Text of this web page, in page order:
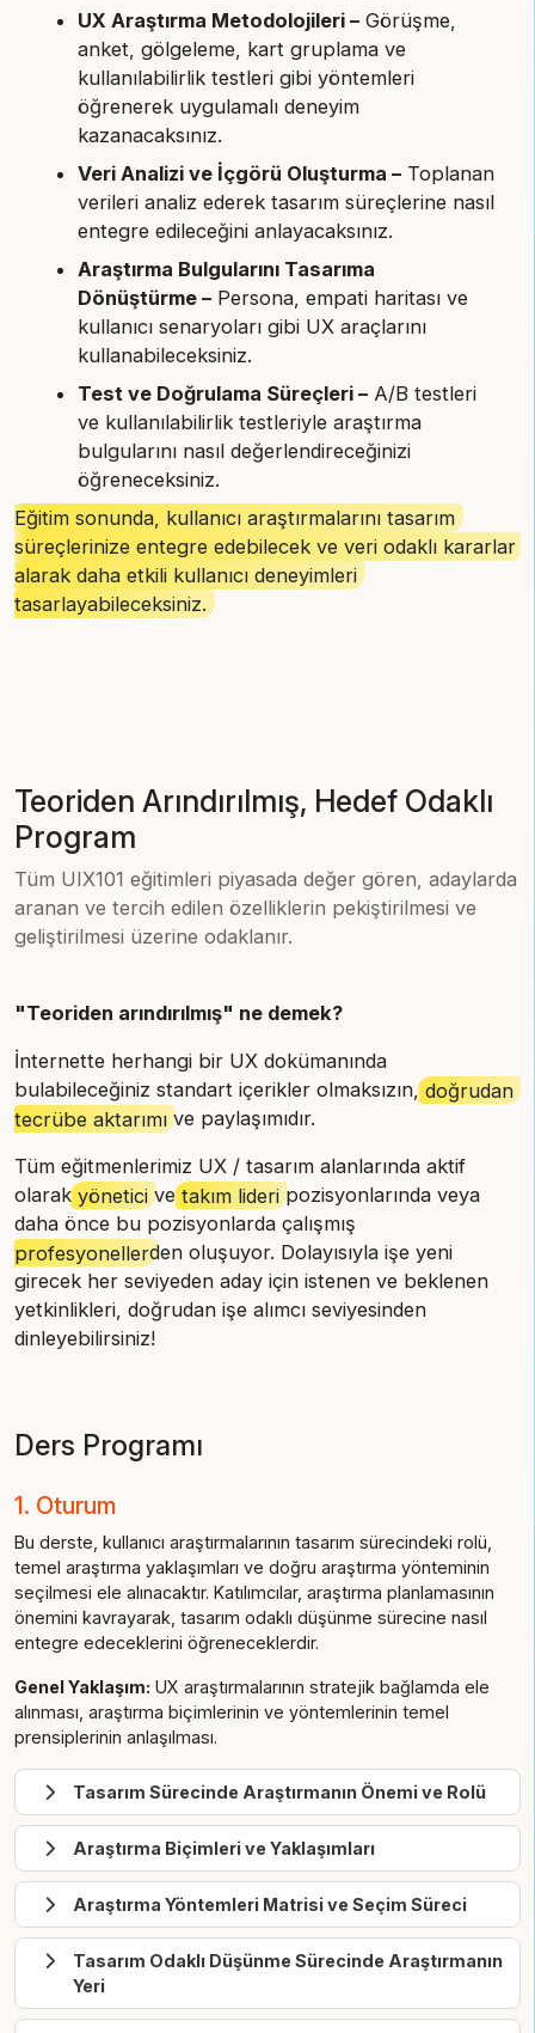
UX Araştırma Metodolojileri – Görüşme,
anket, gölgeleme, kart gruplama ve
kullanılabilirlik testleri gibi yöntemleri
öğrenerek uygulamalı deneyim
kazanacaksınız.
Veri Analizi ve İçgörü Oluşturma – Toplanan
verileri analiz ederek tasarım süreçlerine nasıl
entegre edileceğini anlayacaksınız.
Araştırma Bulgularını Tasarıma
Dönüştürme – Persona, empati haritası ve
kullanıcı senaryoları gibi UX araçlarını
kullanabileceksiniz.
Test ve Doğrulama Süreçleri – A/B testleri
ve kullanılabilirlik testleriyle araştırma
bulgularını nasıl değerlendireceğinizi
öğreneceksiniz.
Eğitim sonunda, kullanıcı araştırmalarını tasarım
süreçlerinize entegre edebilecek ve veri odaklı kararlar
alarak daha etkili kullanıcı deneyimleri
tasarlayabileceksiniz.
Teoriden Arındırılmış, Hedef Odaklı
Program
Tüm UIX101 eğitimleri piyasada değer gören, adaylarda
aranan ve tercih edilen özelliklerin pekiştirilmesi ve
geliştirilmesi üzerine odaklanır.
"Teoriden arındırılmış" ne demek?
İnternette herhangi bir UX dokümanında
bulabileceğiniz standart içerikler olmaksızın,doğrudan
tecrübe aktarımı ve paylaşımıdır.
Tüm eğitmenlerimiz UX / tasarım alanlarında aktif
olarakyönetici vetakım lideri pozisyonlarında veya
daha önce bu pozisyonlarda çalışmış
profesyonellerden oluşuyor. Dolayısıyla işe yeni
girecek her seviyeden aday için istenen ve beklenen
yetkinlikleri, doğrudan işe alımcı seviyesinden
dinleyebilirsiniz!
Ders Programı
1. Oturum
Bu derste, kullanıcı araştırmalarının tasarım sürecindeki rolü,
temel araştırma yaklaşımları ve doğru araştırma yönteminin
seçilmesi ele alınacaktır. Katılımcılar, araştırma planlamasının
önemini kavrayarak, tasarım odaklı düşünme sürecine nasıl
entegre edeceklerini öğreneceklerdir.
Genel Yaklaşım: UX araştırmalarının stratejik bağlamda ele
alınması, araştırma biçimlerinin ve yöntemlerinin temel
prensiplerinin anlaşılması.
Tasarım Sürecinde Araştırmanın Önemi ve Rolü
Araştırma Biçimleri ve Yaklaşımları
Araştırma Yöntemleri Matrisi ve Seçim Süreci
Tasarım Odaklı Düşünme Sürecinde Araştırmanın
Yeri